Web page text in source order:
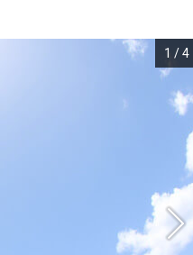
1 /4